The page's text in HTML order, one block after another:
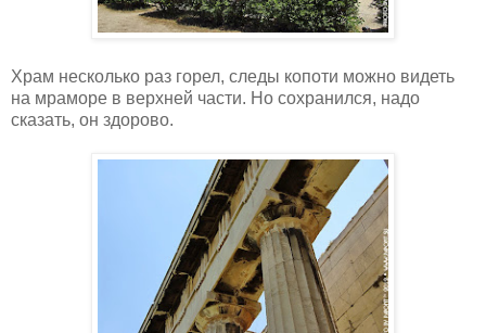
Храм несколько раз горел, следы копоти можно видеть
на мраморе в верхней части. Но сохранился, надо
сказать, он здорово.